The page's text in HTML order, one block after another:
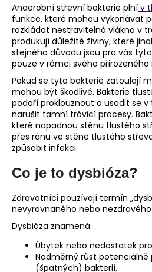
Anaerobní střevní bakterie plní v
funkce, které mohou vykonávat
rozkládat nestravitelná vlákna v
produkují důležité živiny, které
stejného důvodu jsou pro vás
pouze v rámci svého přirozeného
Pokud se tyto bakterie zatoulají
mohou být škodlivé. Bakterie
podaří proklouznout a usadit se
narušit tamní trávicí procesy.
které napadnou stěnu tlustého
přes ránu ve stěně tlustého
způsobit infekci.
Co je to dysbióza?
Zdravotníci používají termín
nevyrovnaného nebo
Dysbióza znamená:
Úbytek nebo nedostatek
Nadměrný růst
(špatných) bakterií.